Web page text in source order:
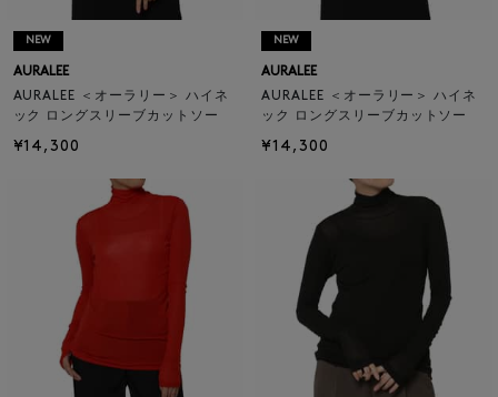
NEW
AURALEE
AURALEE ＜オーラリー＞ ハイネ
ック ロングスリーブカットソー
¥14,300
NEW
AURALEE
AURALEE ＜オーラリー＞ ハイネ
ック ロングスリーブカットソー
¥14,300